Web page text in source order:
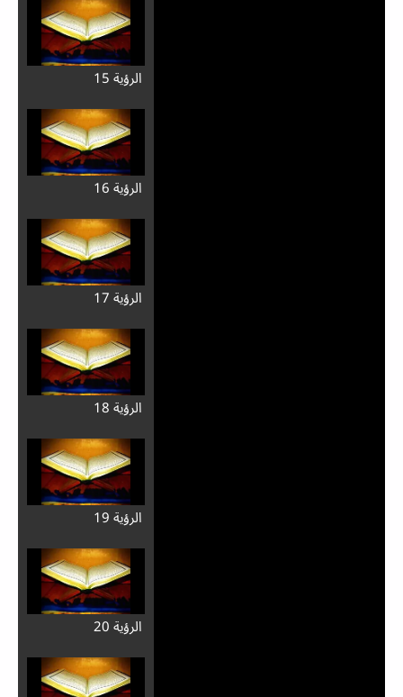
الرؤية 15
الرؤية 16
الرؤية 17
الرؤية 18
الرؤية 19
الرؤية 20